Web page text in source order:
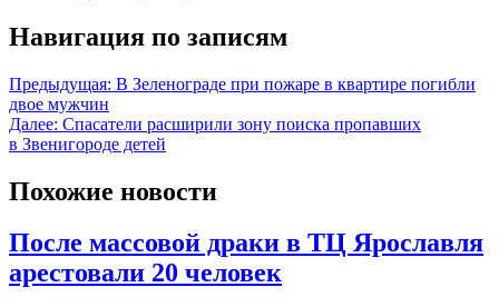
Навигация по записям
Предыдущая: В Зеленограде при пожаре в квартире погибли
двое мужчин
Далее: Спасатели расширили зону поиска пропавших
в Звенигороде детей
Похожие новости
После массовой драки в ТЦ Ярославля
арестовали 20 человек